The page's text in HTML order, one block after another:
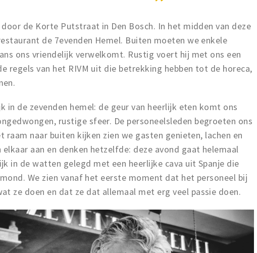
de Korte Putstraat in Den Bosch. In het midden van deze
de 7evenden Hemel. Buiten moeten we enkele
ons vriendelijk verwelkomt. Rustig voert hij met ons een
regels van het RIVM uit die betrekking hebben tot de horeca,
in de zevenden hemel: de geur van heerlijk eten komt ons
rustige sfeer. De personeelsleden begroeten ons
raam naar buiten kijken zien we gasten genieten, lachen en
aan en denken hetzelfde: deze avond gaat helemaal
in de watten gelegd met een heerlijke cava uit Spanje die
We zien vanaf het eerste moment dat het personeel bij
ze doen en dat ze dat allemaal met erg veel passie doen.